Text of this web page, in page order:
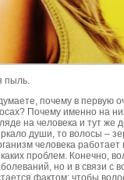
пыль.
почему в
Почему именно на
на человека и тут же
души, то волосы –
человека
проблем. Конечно,
но и в связи с
фактом: чтобы